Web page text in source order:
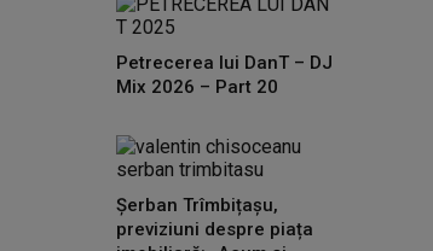
Petrecerea lui DanT – DJ
Mix 2026 – Part 20
Șerban Trîmbițașu,
previziuni despre piața